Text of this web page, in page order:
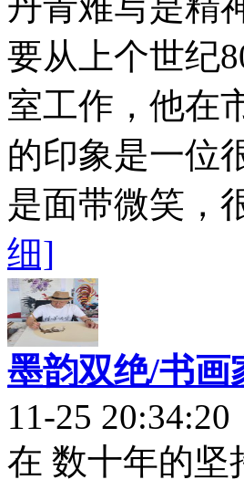
要从上个世纪
室工作，他在
的印象是一位
是面带微笑，
细]
墨韵双绝/书画
11-25 20:34:20
在 数十年的坚